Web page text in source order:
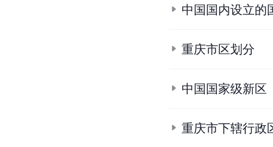
中国国内设立的
重庆市区划分
中国国家级新区
重庆市下辖行政